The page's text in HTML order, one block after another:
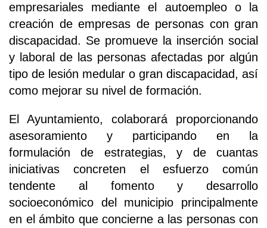
empresariales mediante el autoempleo o la
creación de empresas de personas con gran
discapacidad. Se promueve la inserción social
y laboral de las personas afectadas por algún
tipo de lesión medular o gran discapacidad, así
como mejorar su nivel de formación.
El Ayuntamiento, colaborará proporcionando
asesoramiento y participando en la
formulación de estrategias, y de cuantas
iniciativas concreten el esfuerzo común
tendente al fomento y desarrollo
socioeconómico del municipio principalmente
en el ámbito que concierne a las personas con